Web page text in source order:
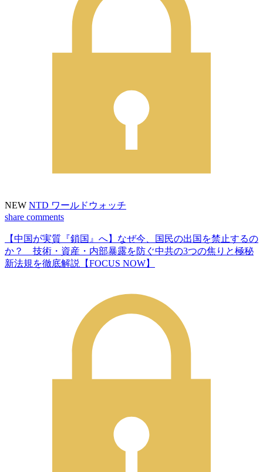
NEW NTD ワールドウォッチ
share comments
【中国が実質『鎖国』へ】なぜ今、国民の出国を禁止するの
か？ 技術・資産・内部暴露を防ぐ中共の3つの焦りと極秘
新法規を徹底解説【FOCUS NOW】